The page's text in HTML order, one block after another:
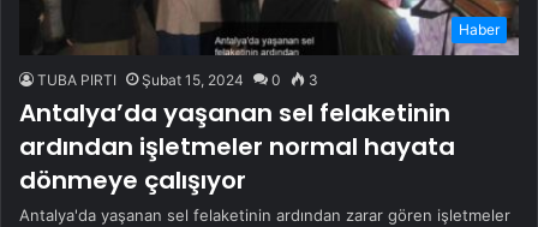
Haber
TUBA PIRTI Şubat 15, 2024 0 3
Antalya’da yaşanan sel felaketinin
ardından işletmeler normal hayata
dönmeye çalışıyor
Antalya'da yaşanan sel felaketinin ardından zarar gören işletmeler